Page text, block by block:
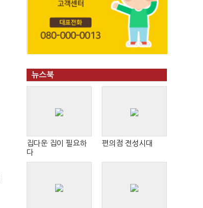
뉴스북
집다운 집이 필요하
다
편의점 전성시대